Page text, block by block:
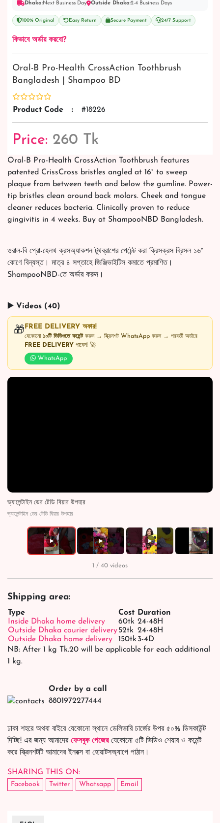
Dhaka:Next Business Day Outside Dhaka:2-4 Business Days
100% Original Easy Return Secure Payment 24/7 Support
কিভাবে অর্ডার করবো?
Oral-B Pro-Health CrossAction Toothbrush
Bangladesh | Shampoo BD
Product Code : #18226
Price: 260 Tk
Oral-B Pro-Health CrossAction Toothbrush features
patented CrissCross bristles angled at 16° to sweep
plaque from between teeth and below the gumline. Power-
tip bristles clean around back molars. Cheek and tongue
cleaner reduces bacteria. Clinically proven to reduce
gingivitis in 4 weeks. Buy at ShampooNBD Bangladesh.
ওরাল-বি প্রো-হেলথ ক্রসঅ্যাকশন টুথব্রাশের পেটেন্ট করা ক্রিসক্রস ব্রিসল ১৬°
কোণে বিন্যস্ত। মাত্র ৪ সপ্তাহে জিঞ্জিভাইটিস কমাতে প্রমাণিত।
ShampooNBD-তে অর্ডার করুন।
▶️ Videos (40)
🎁FREE DELIVERY অফার!
যেকোনো ১০টি ভিডিওতে কমেন্টকরুন → স্ক্রিনশট WhatsApp করুন → পরবর্তী অর্ডারে
FREE DELIVERY পাবেন! 🚀
WhatsApp
ভ্যালেন্টাইন ডের টেডি বিয়ার উপহার
ভ্যালেন্টাইন ডের টেডি বিয়ার উপহার
▶ ▶ ▶ ▶ ›
1 / 40 videos
Shipping area:
Type Cost Duration
Inside Dhaka home delivery
60tk 24-48H
Outside Dhaka courier delivery52tk 24-48H
Outside Dhaka home delivery
150tk3-4D
NB: After 1 kg Tk.20 will be applicable for each additional
1 kg.
Order by a call
8801972277444
ঢাকা শহরে অথবা বাইরে যেকোনো স্থানে ডেলিভারি চার্জের উপর ৫০% ডিসকাউন্ট
দিচ্ছি! এর জন্য আমাদের ফেসবুক পেজেরযেকোনো ৫টি ভিডিও শেয়ার ও কমেন্ট
করে স্ক্রিনশটটি আমাদের ইনবক্স বা হোয়াটসঅ্যাপে পাঠান।
SHARING THIS ON:
Facebook Twitter Whatsapp Email